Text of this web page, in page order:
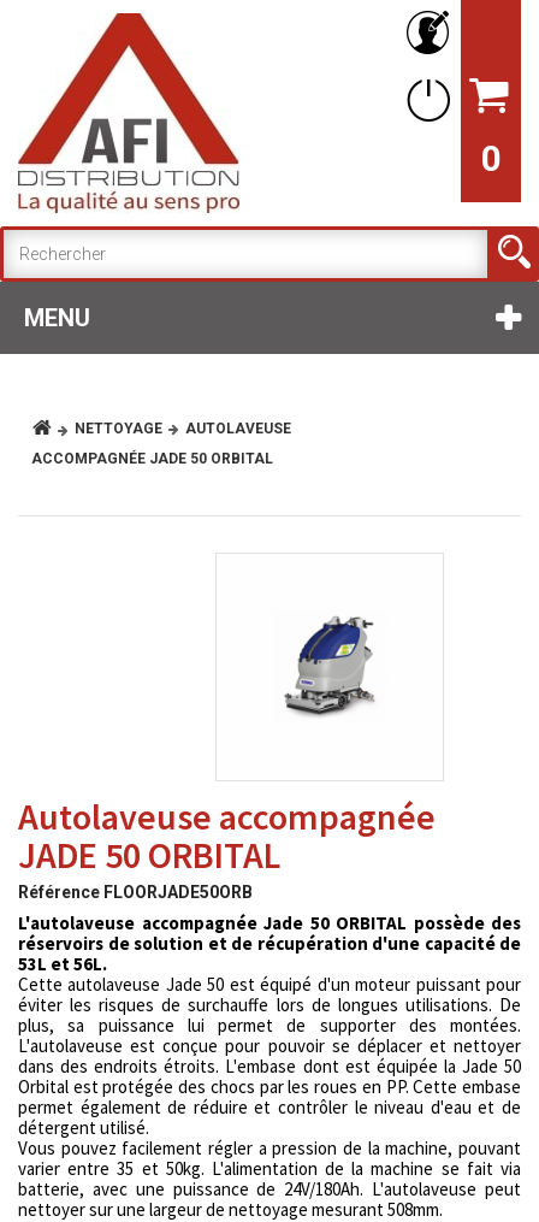
0
MENU
NETTOYAGE
AUTOLAVEUSE
ACCOMPAGNÉE JADE 50 ORBITAL
Autolaveuse accompagnée
JADE 50 ORBITAL
Référence FLOORJADE50ORB
L'autolaveuse accompagnée Jade 50 ORBITAL possède des
réservoirs de solution et de récupération d'une capacité de
53L et 56L.
Cette autolaveuse Jade 50 est équipé d'un moteur puissant pour
éviter les risques de surchauffe lors de longues utilisations. De
plus, sa puissance lui permet de supporter des montées.
L'autolaveuse est conçue pour pouvoir se déplacer et nettoyer
dans des endroits étroits. L'embase dont est équipée la Jade 50
Orbital est protégée des chocs par les roues en PP. Cette embase
permet également de réduire et contrôler le niveau d'eau et de
détergent utilisé.
Vous pouvez facilement régler a pression de la machine, pouvant
varier entre 35 et 50kg. L'alimentation de la machine se fait via
batterie, avec une puissance de 24V/180Ah. L'autolaveuse peut
nettoyer sur une largeur de nettoyage mesurant 508mm.